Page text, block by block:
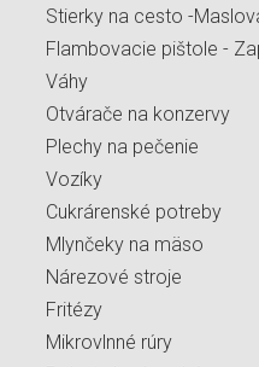
Stierky na cesto -
Flambovacie pištole -
Váhy
Otvárače na konzervy
Plechy na pečenie
Vozíky
Cukrárenské potreby
Mlynčeky na mäso
Nárezové stroje
Fritézy
Mikrovlnné rúry